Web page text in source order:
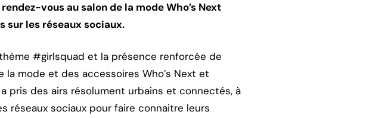
vous au salon de la mode Who’s Next
sur les réseaux sociaux.
#girlsquad et la présence renforcée de
la mode et des accessoires Who’s Next et
pris des airs résolument urbains et connectés, à
réseaux sociaux pour faire connaitre leurs